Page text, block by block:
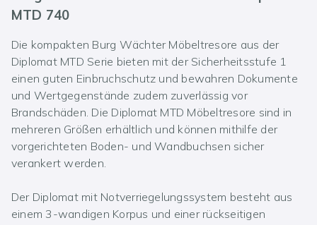
MTD 740
Die kompakten Burg Wächter Möbeltresore aus der
Diplomat MTD Serie bieten mit der Sicherheitsstufe 1
einen guten Einbruchschutz und bewahren Dokumente
und Wertgegenstände zudem zuverlässig vor
Brandschäden. Die Diplomat MTD Möbeltresore sind in
mehreren Größen erhältlich und können mithilfe der
vorgerichteten Boden- und Wandbuchsen sicher
verankert werden.
Der Diplomat mit Notverriegelungssystem besteht aus
einem 3-wandigen Korpus und einer rückseitigen